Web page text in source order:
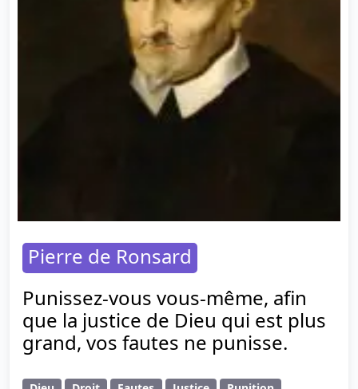
Pierre de Ronsard
Punissez-vous vous-même, afin
que la justice de Dieu qui est plus
grand, vos fautes ne punisse.